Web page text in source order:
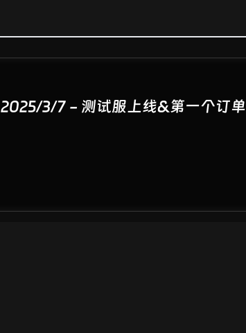
2025/3/7 - 测试服上线&第一个订单